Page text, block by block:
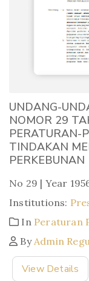
UNDANG-
NOMOR 29
PERATURAN-
TINDAKAN
PERKEBUNAN
No 29 | Year
Institutions:
In Peraturan
ByAdmin
View Details